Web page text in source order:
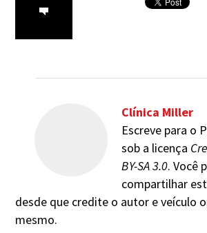
Clínica Miller
Escreve para o
sob a licença
BY-SA 3.0. Você
compartilhar
desde que credite o autor e veículo
mesmo.